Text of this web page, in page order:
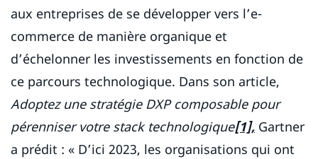
aux entreprises de se développer vers l’e-
commerce de manière organique et
d’échelonner les investissements en fonction de
ce parcours technologique. Dans son article,
Adoptez une stratégie DXP composable pour
pérenniser votre stack technologique[1], Gartner
a prédit : « D’ici 2023, les organisations qui ont